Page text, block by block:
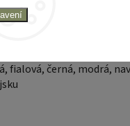
kapsy
nošení
fialová, černá, modrá,